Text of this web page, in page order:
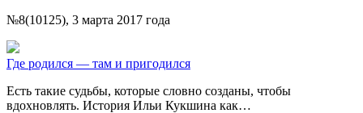
№8(10125), 3 марта 2017 года
Где родился — там и пригодился
Есть такие судьбы, которые словно созданы, чтобы
вдохновлять. История Ильи Кукшина как…